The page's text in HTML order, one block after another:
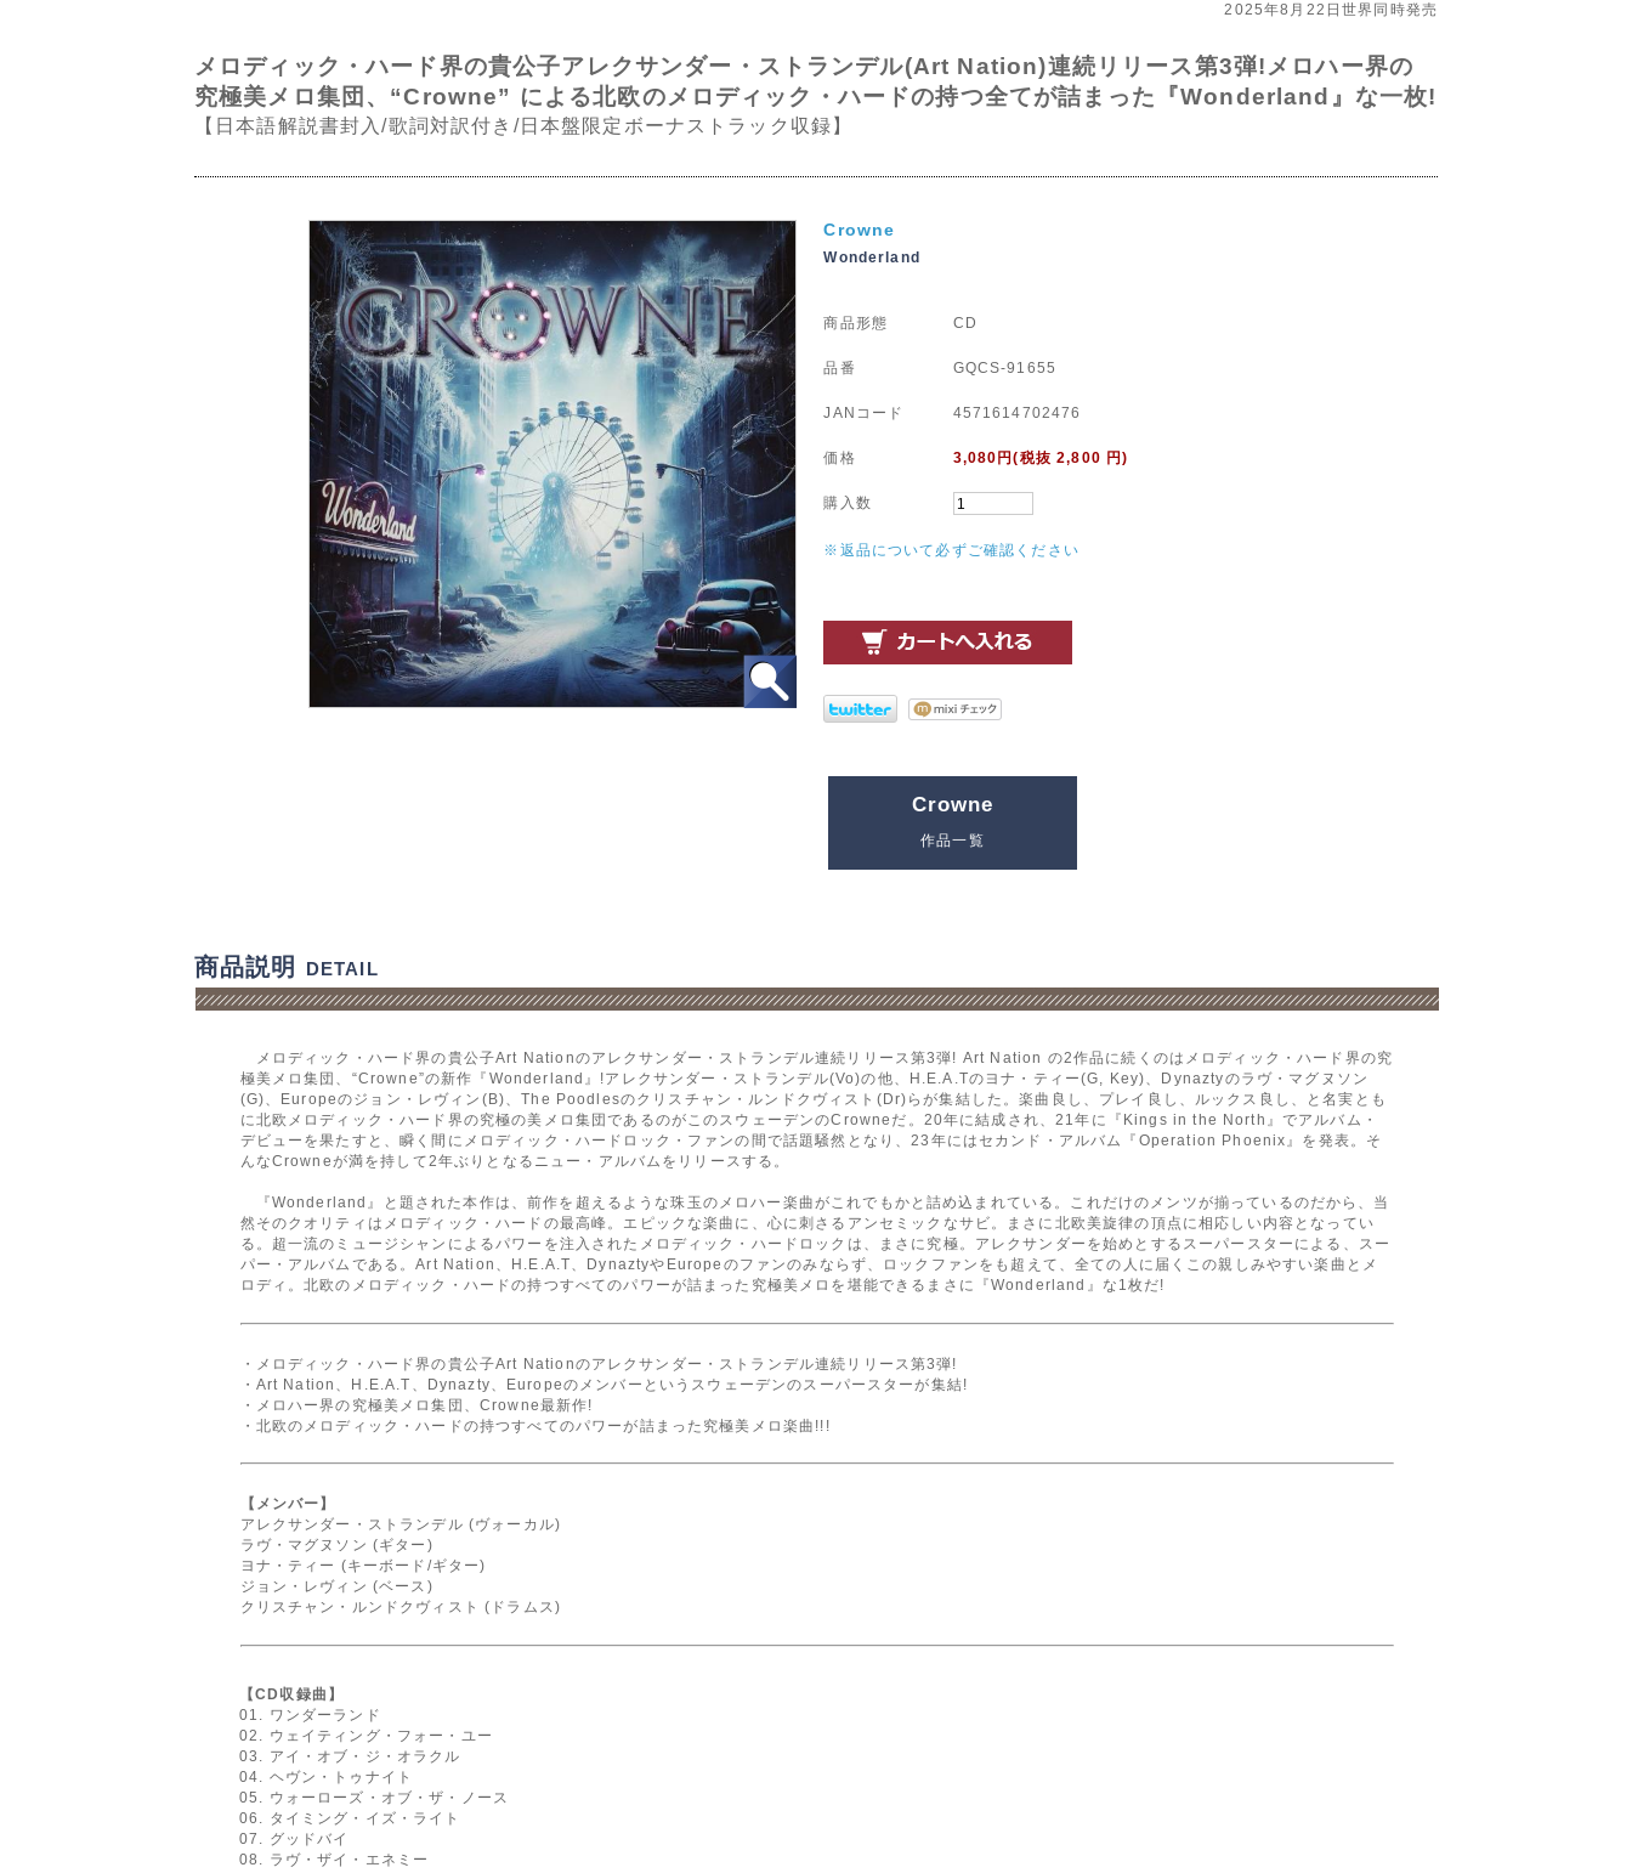
2025年8月22日世界同時発売
メロディック・ハード界の貴公子アレクサンダー・ストランデル(Art Nation)連続リリース第3弾!メロハー界の
究極美メロ集団、“Crowne” による北欧のメロディック・ハードの持つ全てが詰まった『Wonderland』な一枚!
【日本語解説書封入/歌詞対訳付き/日本盤限定ボーナストラック収録】
Crowne
Wonderland
商品形態 CD
品番 GQCS-91655
JANコード 4571614702476
価格 3,080 円(税抜 2,800 円)
購入数
※返品について必ずご確認ください
Crowne
作品一覧
商品説明 DETAIL
メロディック・ハード界の貴公子Art Nationのアレクサンダー・ストランデル連続リリース第3弾! Art Nation の2作品に続くのはメロディック・ハード界の究
極美メロ集団、“Crowne”の新作『Wonderland』!アレクサンダー・ストランデル(Vo)の他、H.E.A.Tのヨナ・ティー(G, Key)、Dynaztyのラヴ・マグヌソン
(G)、Europeのジョン・レヴィン(B)、The Poodlesのクリスチャン・ルンドクヴィスト(Dr)らが集結した。楽曲良し、プレイ良し、ルックス良し、と名実とも
に北欧メロディック・ハード界の究極の美メロ集団であるのがこのスウェーデンのCrowneだ。20年に結成され、21年に『Kings in the North』でアルバム・
デビューを果たすと、瞬く間にメロディック・ハードロック・ファンの間で話題騒然となり、23年にはセカンド・アルバム『Operation Phoenix』を発表。そ
んなCrowneが満を持して2年ぶりとなるニュー・アルバムをリリースする。
『Wonderland』と題された本作は、前作を超えるような珠玉のメロハー楽曲がこれでもかと詰め込まれている。これだけのメンツが揃っているのだから、当
然そのクオリティはメロディック・ハードの最高峰。エピックな楽曲に、心に刺さるアンセミックなサビ。まさに北欧美旋律の頂点に相応しい内容となってい
る。超一流のミュージシャンによるパワーを注入されたメロディック・ハードロックは、まさに究極。アレクサンダーを始めとするスーパースターによる、スー
パー・アルバムである。Art Nation、H.E.A.T、DynaztyやEuropeのファンのみならず、ロックファンをも超えて、全ての人に届くこの親しみやすい楽曲とメ
ロディ。北欧のメロディック・ハードの持つすべてのパワーが詰まった究極美メロを堪能できるまさに『Wonderland』な1枚だ!
・メロディック・ハード界の貴公子Art Nationのアレクサンダー・ストランデル連続リリース第3弾!
・Art Nation、H.E.A.T、Dynazty、Europeのメンバーというスウェーデンのスーパースターが集結!
・メロハー界の究極美メロ集団、Crowne最新作!
・北欧のメロディック・ハードの持つすべてのパワーが詰まった究極美メロ楽曲!!!
【メンバー】
アレクサンダー・ストランデル (ヴォーカル)
ラヴ・マグヌソン (ギター)
ヨナ・ティー (キーボード/ギター)
ジョン・レヴィン (ベース)
クリスチャン・ルンドクヴィスト (ドラムス)
【CD収録曲】
01. ワンダーランド
02. ウェイティング・フォー・ユー
03. アイ・オブ・ジ・オラクル
04. ヘヴン・トゥナイト
05. ウォーローズ・オブ・ザ・ノース
06. タイミング・イズ・ライト
07. グッドバイ
08. ラヴ・ザイ・エネミー